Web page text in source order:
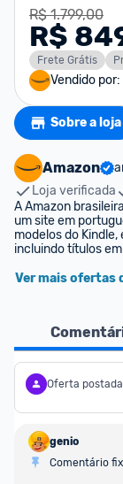
R$ 1.799,00
R$
Frete Grátis
Vendido por:
Sobre a loja
Amazon
Loja verificada
A Amazon
um site em
modelos do
incluindo títulos
Ver mais ofertas
Oferta
genio
Comentário